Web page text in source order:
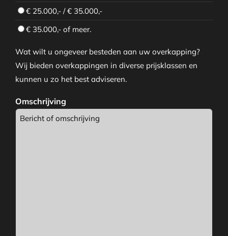
€ 25.000,- / € 35.000,-
€ 35.000,- of meer.
Wat wilt u ongeveer besteden aan uw overkapping?
Wij bieden overkappingen in diverse prijsklassen en
kunnen u zo het best adviseren.
Omschrijving